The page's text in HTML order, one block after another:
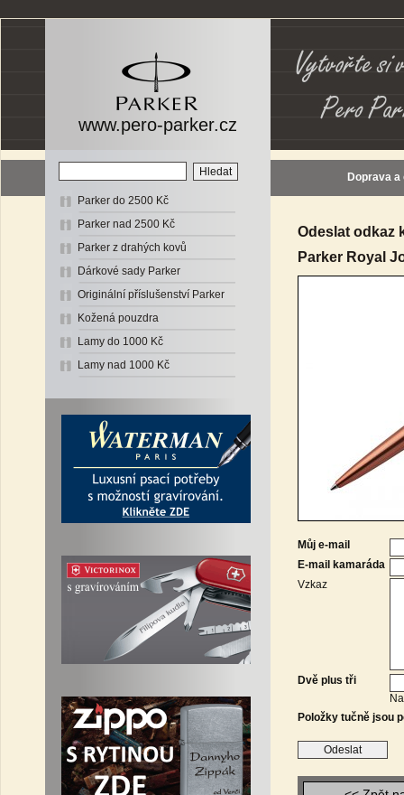
www.pero-parker.cz
Parker do 2500 Kč
Parker nad 2500 Kč
Parker z drahých kovů
Dárkové sady Parker
Originální příslušenství Parker
Kožená pouzdra
Lamy do 1000 Kč
Lamy nad 1000 Kč
Doprava a
Odeslat odkaz
Parker Royal
Můj e-mail
E-mail kamaráda
Vzkaz
Dvě plus tři
Položky tučně jsou